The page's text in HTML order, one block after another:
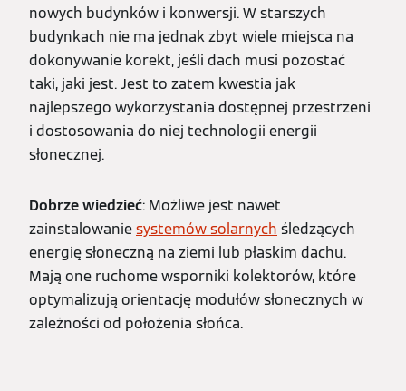
nowych budynków i konwersji. W starszych
budynkach nie ma jednak zbyt wiele miejsca na
dokonywanie korekt, jeśli dach musi pozostać
taki, jaki jest. Jest to zatem kwestia jak
najlepszego wykorzystania dostępnej przestrzeni
i dostosowania do niej technologii energii
słonecznej.
Dobrze wiedzieć: Możliwe jest nawet
zainstalowaniesystemów solarnych śledzących
energię słoneczną na ziemi lub płaskim dachu.
Mają one ruchome wsporniki kolektorów, które
optymalizują orientację modułów słonecznych w
zależności od położenia słońca.